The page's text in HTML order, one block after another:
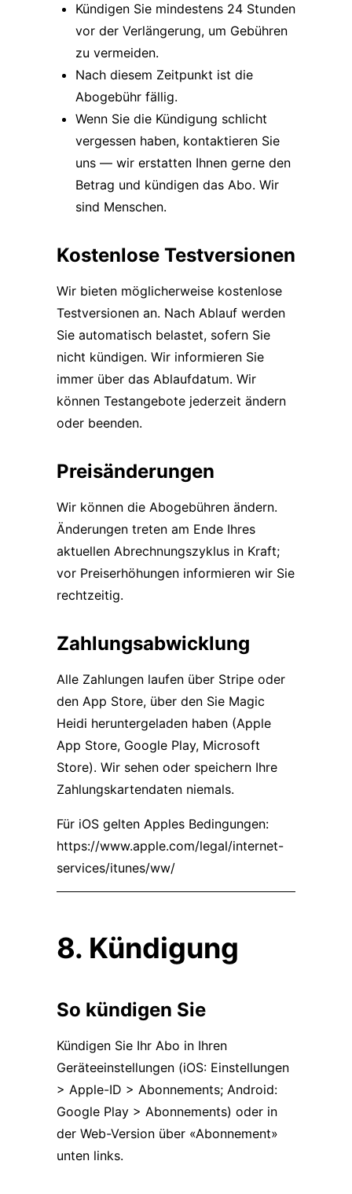
Kündigen Sie mindestens 24 Stunden
vor der Verlängerung, um Gebühren
zu vermeiden.
Nach diesem Zeitpunkt ist die
Abogebühr fällig.
Wenn Sie die Kündigung schlicht
vergessen haben, kontaktieren Sie
uns — wir erstatten Ihnen gerne den
Betrag und kündigen das Abo. Wir
sind Menschen.
Kostenlose Testversionen
Wir bieten möglicherweise kostenlose
Testversionen an. Nach Ablauf werden
Sie automatisch belastet, sofern Sie
nicht kündigen. Wir informieren Sie
immer über das Ablaufdatum. Wir
können Testangebote jederzeit ändern
oder beenden.
Preisänderungen
Wir können die Abogebühren ändern.
Änderungen treten am Ende Ihres
aktuellen Abrechnungszyklus in Kraft;
vor Preiserhöhungen informieren wir Sie
rechtzeitig.
Zahlungsabwicklung
Alle Zahlungen laufen über Stripe oder
den App Store, über den Sie Magic
Heidi heruntergeladen haben (Apple
App Store, Google Play, Microsoft
Store). Wir sehen oder speichern Ihre
Zahlungskartendaten niemals.
Für iOS gelten Apples Bedingungen:
https://www.apple.com/legal/internet-
services/itunes/ww/
8. Kündigung
So kündigen Sie
Kündigen Sie Ihr Abo in Ihren
Geräteeinstellungen (iOS: Einstellungen
> Apple-ID > Abonnements; Android:
Google Play > Abonnements) oder in
der Web-Version über «Abonnement»
unten links.